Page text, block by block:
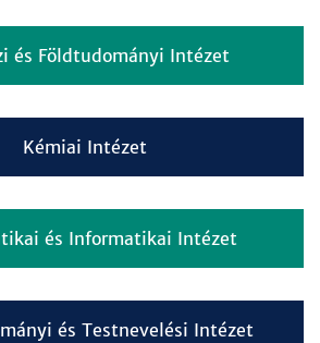
és Földtudományi Intézet
Kémiai Intézet
és Informatikai Intézet
és Testnevelési Intézet